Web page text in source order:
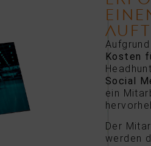
Kosten
Social
ein
Der
werden